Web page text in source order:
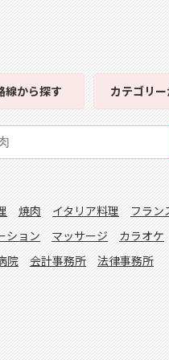
線から探す カテゴリー
焼肉 イタリア料理
フラン
ション マッサージ
カラオケ
院 会計事務所 法律事務所